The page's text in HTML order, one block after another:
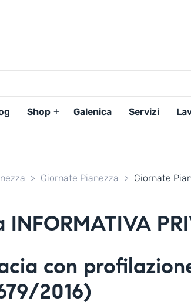
Shop Galenica Servizi
> Giornate Pianezza > Giornate
con
2016)